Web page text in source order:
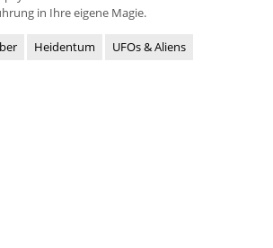
in Ihre eigene Magie.
Heidentum UFOs & Aliens